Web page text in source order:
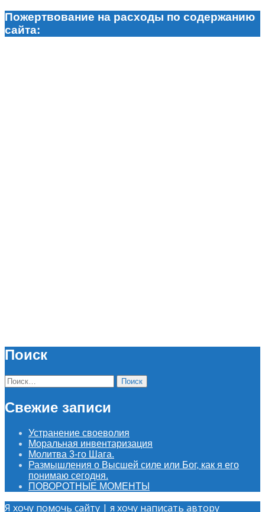
Пожертвование на расходы по содержанию
сайта:
Поиск
Найти:
Свежие записи
Устранение своеволия
Моральная инвентаризация
Молитва 3-го Шага.
Размышления о Высшей силе или Бог, как я его
понимаю сегодня.
ПОВОРОТНЫЕ МОМЕНТЫ
Я хочу помочь сайту | я хочу написать автору